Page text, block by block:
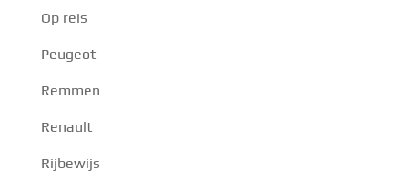
Op reis
Peugeot
Remmen
Renault
Rijbewijs